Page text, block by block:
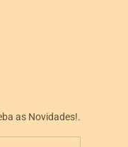
as Novidades!.